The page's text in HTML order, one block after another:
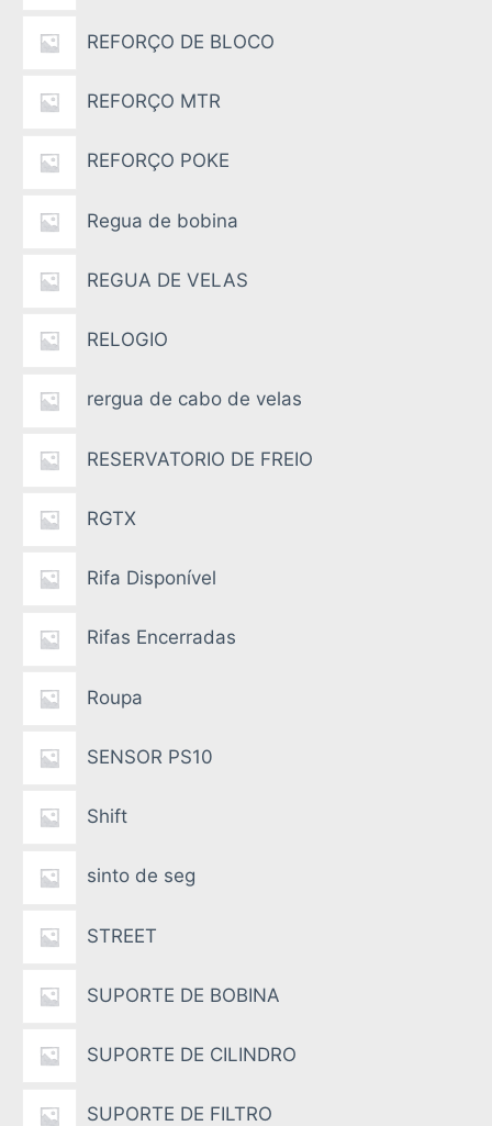
REFORÇO DE BLOCO
REFORÇO MTR
REFORÇO POKE
Regua de bobina
REGUA DE VELAS
RELOGIO
rergua de cabo de velas
RESERVATORIO DE FREIO
RGTX
Rifa Disponível
Rifas Encerradas
Roupa
SENSOR PS10
Shift
sinto de seg
STREET
SUPORTE DE BOBINA
SUPORTE DE CILINDRO
SUPORTE DE FILTRO